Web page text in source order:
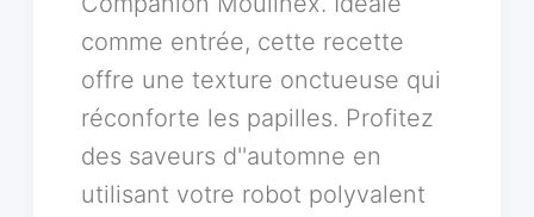
comme entrée, cette recette
offre une texture onctueuse qui
réconforte les papilles. Profitez
des saveurs d''automne en
utilisant votre robot polyvalent